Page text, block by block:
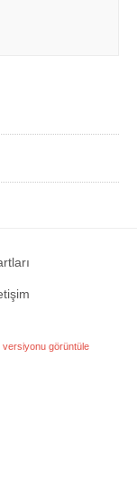
versiyonu görüntüle